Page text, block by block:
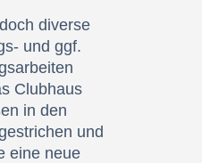
diverse
und ggf.
Clubhaus
in den
und
eine neue